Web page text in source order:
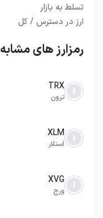
تسلط به بازار
ارز در دسترس / کل
رمزارز های مشابه
TRX
ترون
XLM
استلار
XVG
ورج